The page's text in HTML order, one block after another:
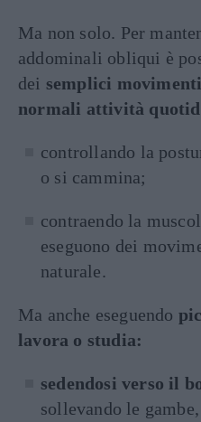
Ma non solo. Per
addominali obliqui è
dei semplici
normali attività
controllando la
o si cammina;
contraendo la
eseguono dei
naturale.
Ma anche eseguendo
lavora o studia:
sedendosi verso il
sollevando le